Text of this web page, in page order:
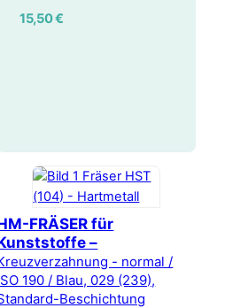
15,50€
FRÄSER für
–
- normal /
190 / Blau, 029 (239),
Beschichtung